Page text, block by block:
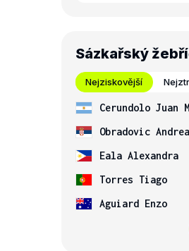
Sázkařský
Nejziskovější
Cerundolo Juan
Obradovic Andrea
Eala Alexandra
Torres Tiago
Aguiard Enzo